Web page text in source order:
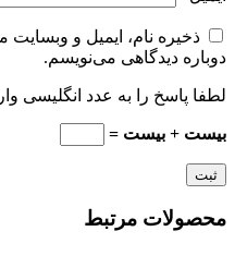
ذخیره نام، ایمیل و
دوباره دیدگاهی می‌نویسم.
لطفا پاسخ را به عدد انگلیسی
بیست + بیست =
محصولات مرتبط